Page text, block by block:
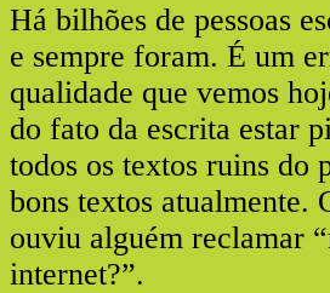
Há bilhões de pessoas
e sempre foram. É um
qualidade que vemos
do fato da escrita estar
todos os textos ruins do
bons textos atualmente.
ouviu alguém reclamar
internet?”.